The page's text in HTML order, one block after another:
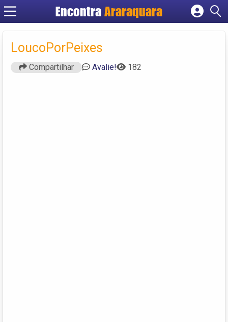
EncontraAraraquara
Cadastrar empresa
LoucoPorPeixes
Compartilhar Avalie! 182